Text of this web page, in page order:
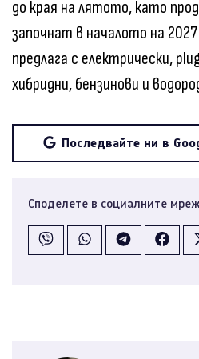
до края на лятото, като
започнат в началото на
предлага с електрически,
хибридни, бензинови и
Последвайте ни в
Споделете в социалните